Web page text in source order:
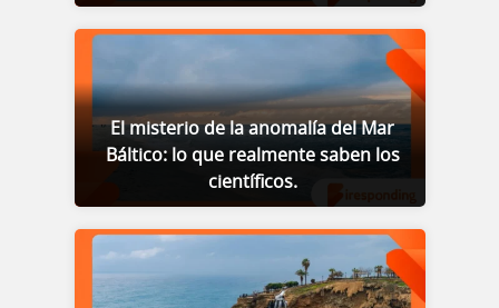
El misterio de la anomalía del Mar
Báltico: lo que realmente saben los
científicos.